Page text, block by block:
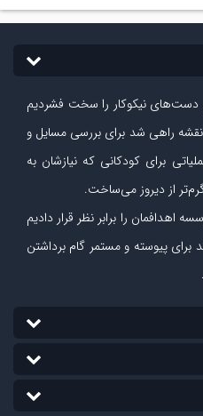
دست‏‌های نیکوکار را سخت فشردیم
و این هم‌افزایی در مرداد ماه ۱۳۹۲ نقشه راهی شد برای بررسی مسایل و
برای کودکانی که نیازشان به
از دیروز می‏‌ساخت.
اهدافمان را برابر نظر قرار دادیم
برای پیوسته و مستمر گام برداشتن